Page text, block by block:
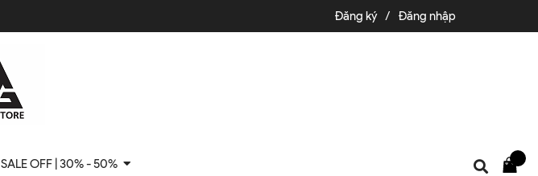
Đăng ký / Đăng nhập
SALE OFF | 30% - 50%